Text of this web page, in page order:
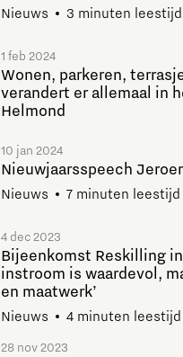
Nieuws 3 minuten leestijd
1 feb 2024
Wonen, parkeren,
verandert er allemaal in
Helmond
10 jan 2024
Nieuwjaarsspeech
Nieuws 7 minuten leestijd
4 dec 2023
Bijeenkomst Reskilling
instroom is waardevol,
en maatwerk’
Nieuws 4 minuten leestijd
28 nov 2023